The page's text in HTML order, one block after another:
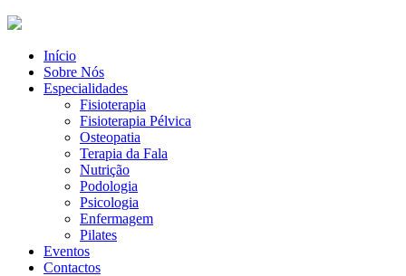
Início
Sobre Nós
Especialidades
Fisioterapia
Fisioterapia Pélvica
Osteopatia
Terapia da Fala
Nutrição
Podologia
Psicologia
Enfermagem
Pilates
Eventos
Contactos